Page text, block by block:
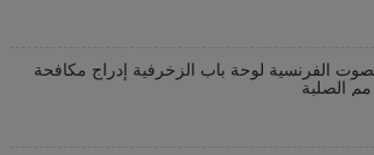
الفرنسية لوحة باب الزخرفية إدراج مكافحة